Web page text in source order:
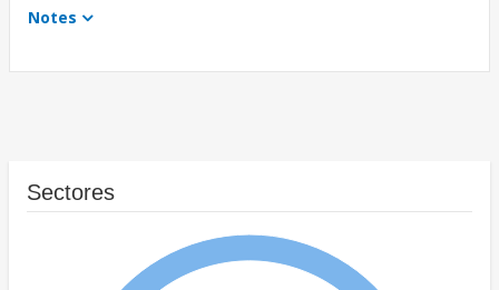
Notes
Sectores